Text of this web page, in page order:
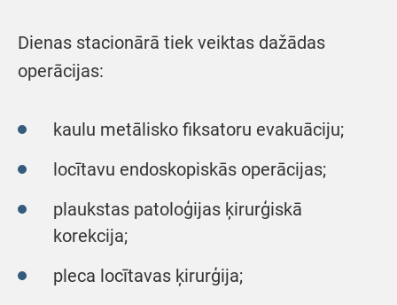
Dienas stacionārā tiek veiktas dažādas
operācijas:
kaulu metālisko fiksatoru evakuāciju;
locītavu endoskopiskās operācijas;
plaukstas patoloģijas ķirurģiskā
korekcija;
pleca locītavas ķirurģija;